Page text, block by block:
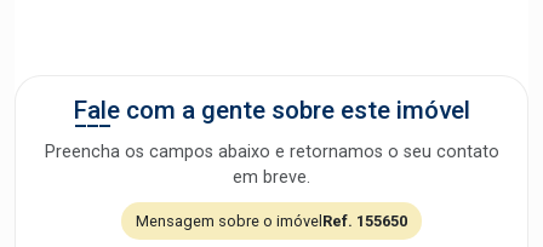
Fale com a gente sobre este imóvel
Preencha os campos abaixo e retornamos o seu contato
em breve.
Mensagem sobre o imóvel Ref. 155650